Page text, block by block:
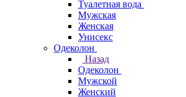
Туалетная вода
Мужская
Женская
Унисекс
Одеколон
Назад
Одеколон
Мужской
Женский